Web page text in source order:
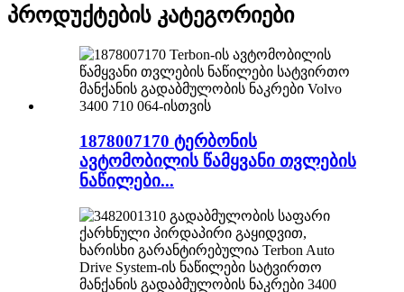
პროდუქტების კატეგორიები
1878007170 ტერბონის
ავტომობილის წამყვანი თვლების
ნაწილები...